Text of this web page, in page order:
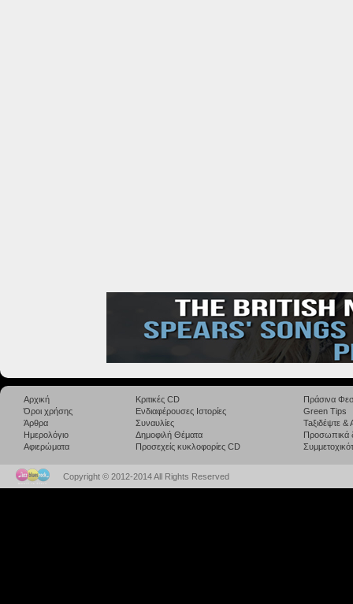
Αρχική
Όροι χρήσης
Άρθρα
Ημερολόγιο
Αφιερώματα
Κριτικές CD
Ενδιαφέρουσες Ιστορίες
Συναυλίες
Δημοφιλή Θέματα
Προσεχείς κυκλοφορίες CD
Πράσινα
Green Tips
Taξιδέψτε
Προσωπικά
Copyright © 2012-2014 All Rights Reserved